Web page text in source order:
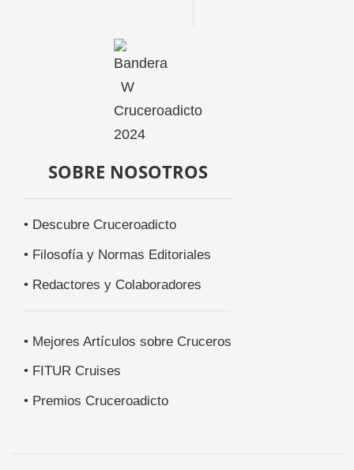
SOBRE NOSOTROS
• Descubre Cruceroadicto
• Filosofía y Normas Editoriales
• Redactores y Colaboradores
• Mejores Artículos sobre Cruceros
• FITUR Cruises
• Premios Cruceroadicto